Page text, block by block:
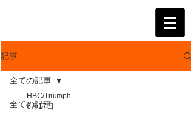
記事
全ての記事
全ての記事
HBC/Triumph
6月17日